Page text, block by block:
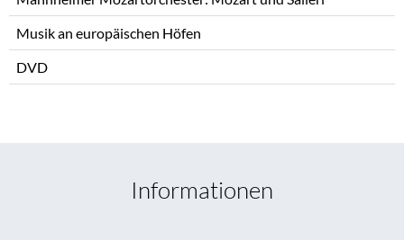
Musik an europäischen Höfen
DVD
Informationen